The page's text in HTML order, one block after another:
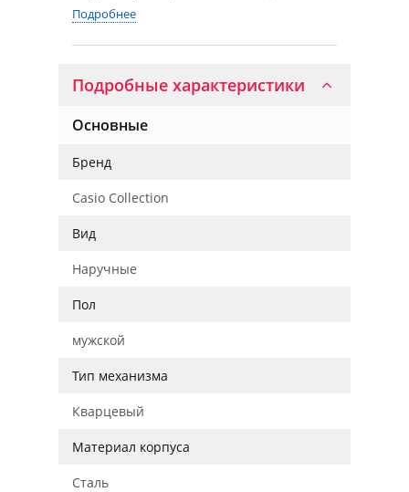
Подробнее
Подробные характеристики
Основные
Бренд
Casio Collection
Вид
Наручные
Пол
мужской
Тип механизма
Кварцевый
Материал корпуса
Сталь